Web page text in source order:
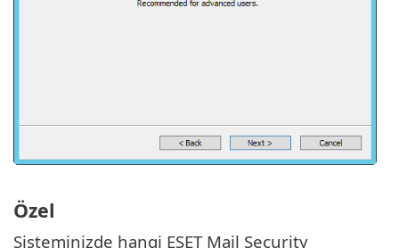
Özel
Sisteminizde hangi ESET Mail Security